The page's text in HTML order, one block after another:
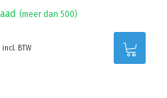
(meer dan 500)
incl. BTW